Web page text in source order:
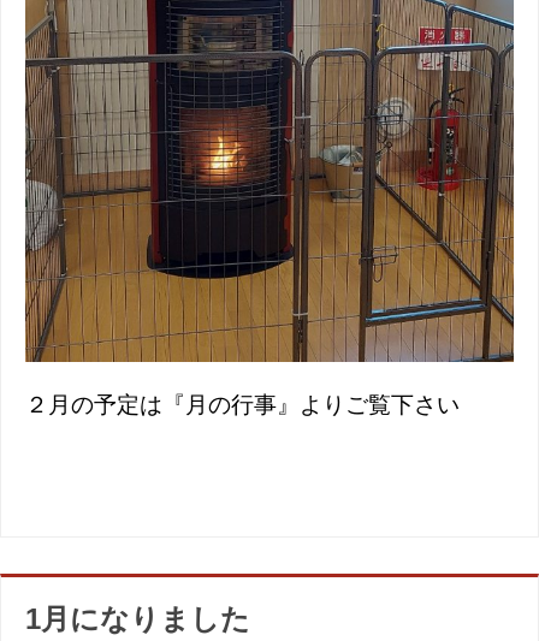
２月の予定は『月の行事』よりご覧下さい
1月になりました